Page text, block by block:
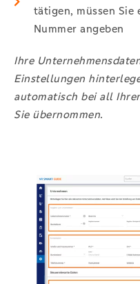
tätigen, müssen
Nummer angeben
Ihre
Einstellungen
automatisch bei all
Sie übernommen.